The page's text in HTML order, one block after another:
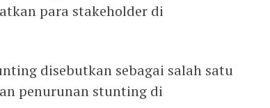
para stakeholder di
disebutkan sebagai salah satu
penurunan stunting di